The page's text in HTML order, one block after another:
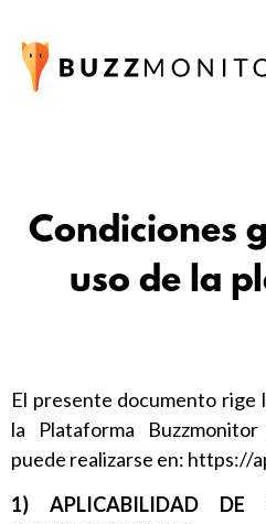
Condiciones
uso de la
El presente documento rige
la Plataforma Buzzmonitor
puede realizarse en: https://
1) APLICABILIDAD DE